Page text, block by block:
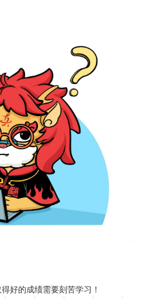
好的成绩需要刻苦学习！